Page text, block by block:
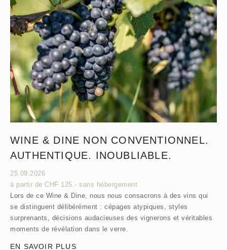
WINE & DINE NON CONVENTIONNEL.
AUTHENTIQUE. INOUBLIABLE.
25.09.2026
à partir de CHF 125.- sans hébergement
Lors de ce Wine & Dine, nous nous consacrons à des vins qui
se distinguent délibérément : cépages atypiques, styles
surprenants, décisions audacieuses des vignerons et véritables
moments de révélation dans le verre.
EN SAVOIR PLUS